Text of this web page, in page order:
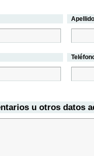
u otros datos